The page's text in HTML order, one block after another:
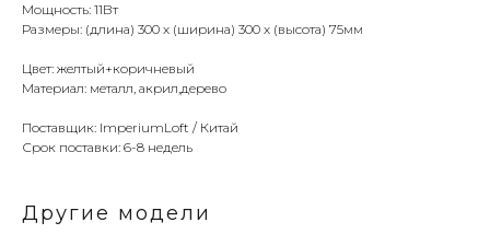
Мощность: 11Вт
Размеры: (длина) 300 х (ширина) 300 х (высота) 75мм
Цвет: желтый+коричневый
Материал: металл, акрил,дерево
Поставщик: ImperiumLoft / Китай
Срок поставки: 6-8 недель
Другие модели